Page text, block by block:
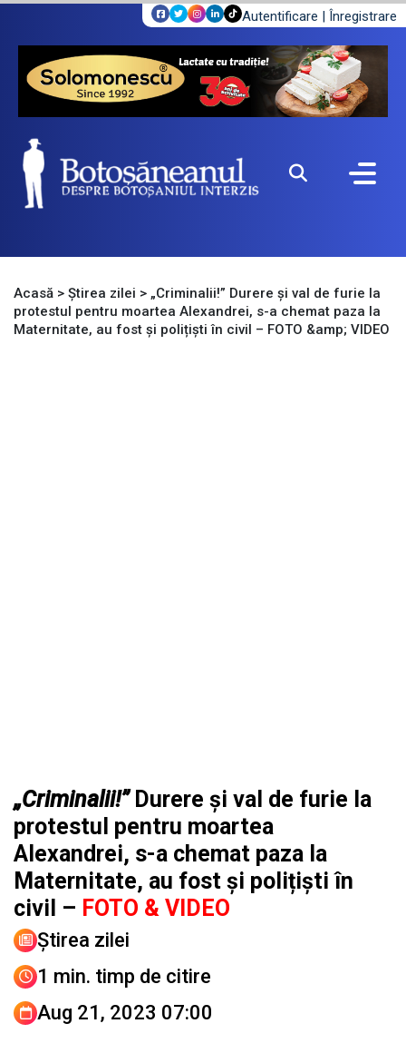
Autentificare | Înregistrare
Acasă > Știrea zilei > „Criminalii!” Durere și val de furie la
protestul pentru moartea Alexandrei, s-a chemat paza la
Maternitate, au fost și polițiști în civil – FOTO &amp; VIDEO
„Criminalii!”Durere și val de furie la
protestul pentru moartea
Alexandrei, s-a chemat paza la
Maternitate, au fost și polițiști în
civil – FOTO & VIDEO
Știrea zilei
1 min. timp de citire
Aug 21, 2023 07:00